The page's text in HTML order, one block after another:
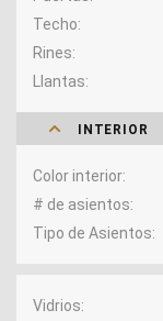
Techo
Rines
Llantas
INTERIOR
Color interior
# de asientos
Tipo de Asientos
Vidrios